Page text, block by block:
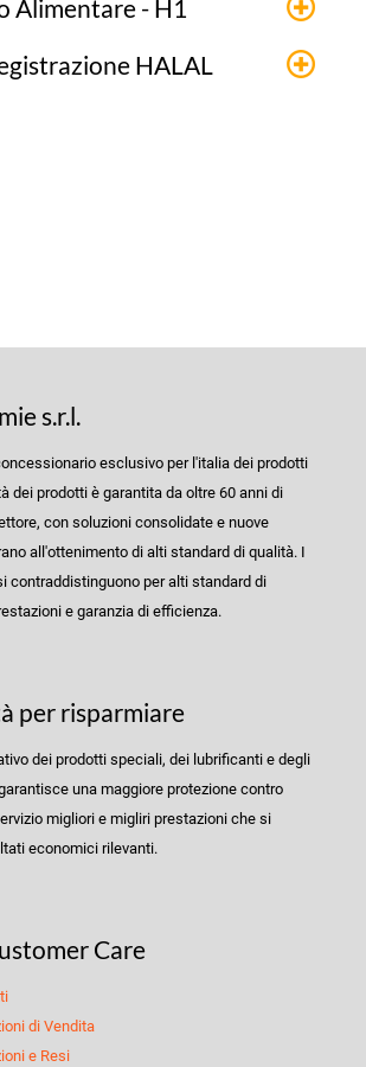
Alimentare - H1
HALAL
s.r.l.
esclusivo per l'italia dei prodotti
dei prodotti è garantita da oltre 60 anni di
con soluzioni consolidate e nuove
all'ottenimento di alti standard di qualità. I
contraddistinguono per alti standard di
e garanzia di efficienza.
per risparmiare
dei prodotti speciali, dei lubrificanti e degli
una maggiore protezione contro
migliori e migliri prestazioni che si
economici rilevanti.
Care
di Vendita
e Resi